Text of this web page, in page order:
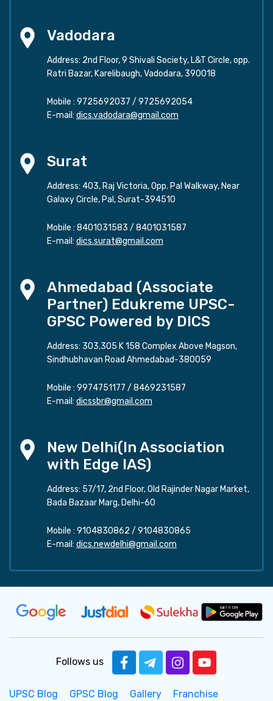
Vadodara
Address: 2nd Floor, 9 Shivali Society, L&T Circle, opp.
Ratri Bazar, Karelibaugh, Vadodara, 390018
Mobile : 9725692037 / 9725692054
E-mail: dics.vadodara@gmail.com
Surat
Address: 403, Raj Victoria, Opp. Pal Walkway, Near
Galaxy Circle, Pal, Surat-394510
Mobile : 8401031583 / 8401031587
E-mail: dics.surat@gmail.com
Ahmedabad (Associate
Partner) Edukreme UPSC-
GPSC Powered by DICS
Address: 303,305 K 158 Complex Above Magson,
Sindhubhavan Road Ahmedabad-380059
Mobile : 9974751177 / 8469231587
E-mail: dicssbr@gmail.com
New Delhi(In Association
with Edge IAS)
Address: 57/17, 2nd Floor, Old Rajinder Nagar Market,
Bada Bazaar Marg, Delhi-60
Mobile : 9104830862 / 9104830865
E-mail: dics.newdelhi@gmail.com
Follows us
UPSC Blog GPSC Blog Gallery Franchise